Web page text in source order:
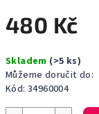
480 Kč
cena:
Skladem (>5 ks)
Můžeme doručit do:
Kód: 34960004